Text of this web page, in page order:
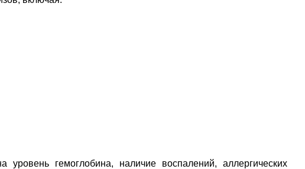
гемоглобина, наличие воспалений, аллергических